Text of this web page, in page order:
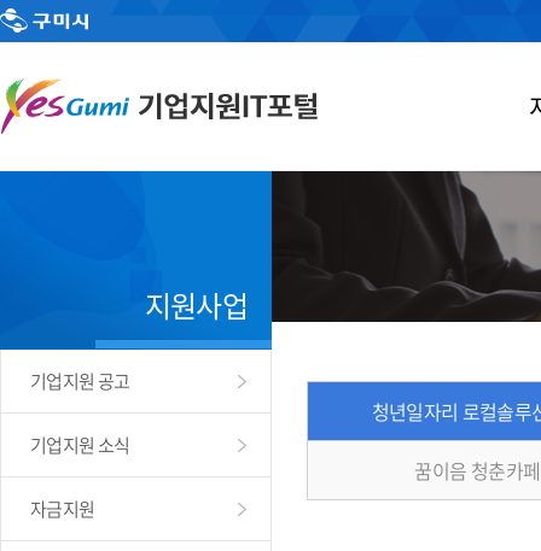
지원사업
기업지원 공고
기업지원 소식
자금지원
청년일자리 로컬솔루
꿈이음 청춘카